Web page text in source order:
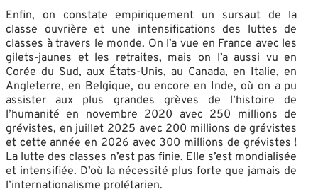
Enfin, on constate empiriquement un sursaut de la
classe ouvrière et une intensifications des luttes de
classes à travers le monde. On l’a vue en France avec les
gilets-jaunes et les retraites, mais on l’a aussi vu en
Corée du Sud, aux États-Unis, au Canada, en Italie, en
Angleterre, en Belgique, ou encore en Inde, où on a pu
assister aux plus grandes grèves de l’histoire de
l’humanité en novembre 2020 avec 250 millions de
grévistes, en juillet 2025 avec 200 millions de grévistes
et cette année en 2026 avec 300 millions de grévistes !
La lutte des classes n’est pas finie. Elle s’est mondialisée
et intensifiée. D’où la nécessité plus forte que jamais de
l’internationalisme prolétarien.